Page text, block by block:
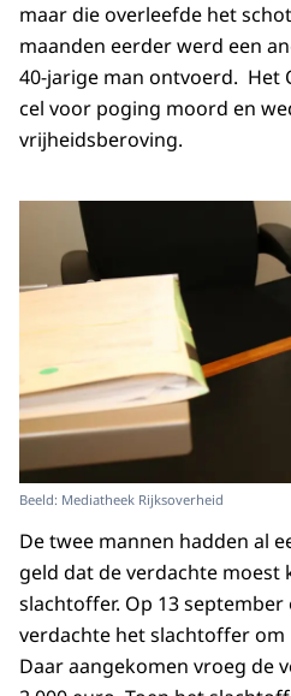
maar die overleefde het
maanden eerder werd een
40-jarige man ontvoerd. Het
cel voor poging moord en
vrijheidsberoving.
Beeld: Mediatheek Rijksoverheid
De twee mannen hadden al
geld dat de verdachte moest
slachtoffer. Op 13
verdachte het slachtoffer om
Daar aangekomen vroeg de